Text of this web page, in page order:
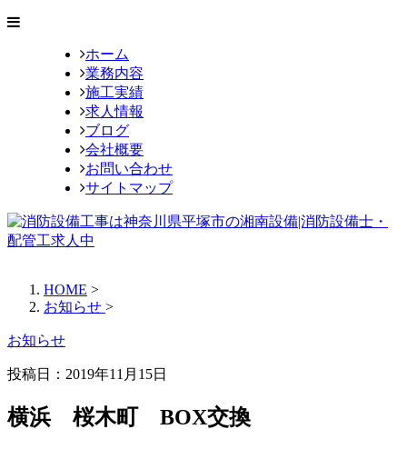
ホーム
業務内容
施工実績
求人情報
ブログ
会社概要
お問い合わせ
サイトマップ
HOME >
お知らせ >
お知らせ
投稿日： 2019年11月15日
横浜 桜木町 BOX交換